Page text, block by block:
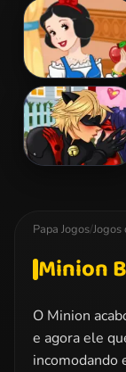
Couples New
Year Party
Snow White
Patchwork
Dress
Papa Jogos/Jogos
Minion
O Minion
e agora ele
incomodando